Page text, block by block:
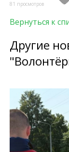
81 просмотров
Вернуться к
Другие